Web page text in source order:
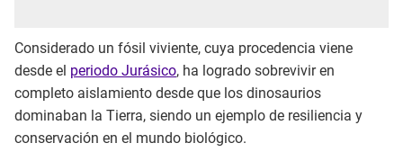
Considerado un fósil viviente, cuya procedencia viene
desde el periodo Jurásico, ha logrado sobrevivir en
completo aislamiento desde que los dinosaurios
dominaban la Tierra, siendo un ejemplo de resiliencia y
conservación en el mundo biológico.